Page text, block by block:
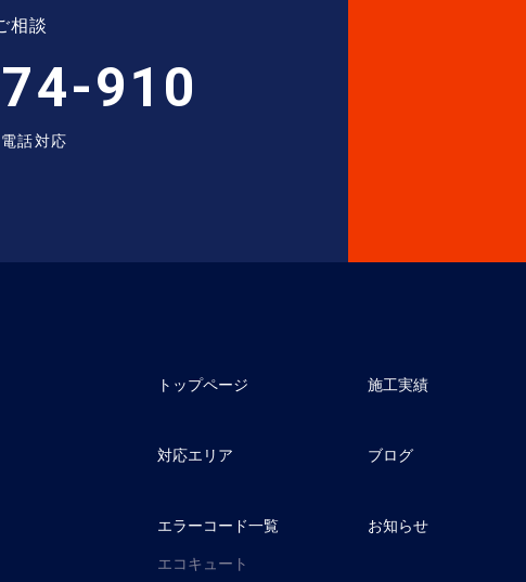
相談
910
話対応
トップページ
対応エリア
エラーコード一覧
エコキュート
施工実績
ブログ
お知らせ